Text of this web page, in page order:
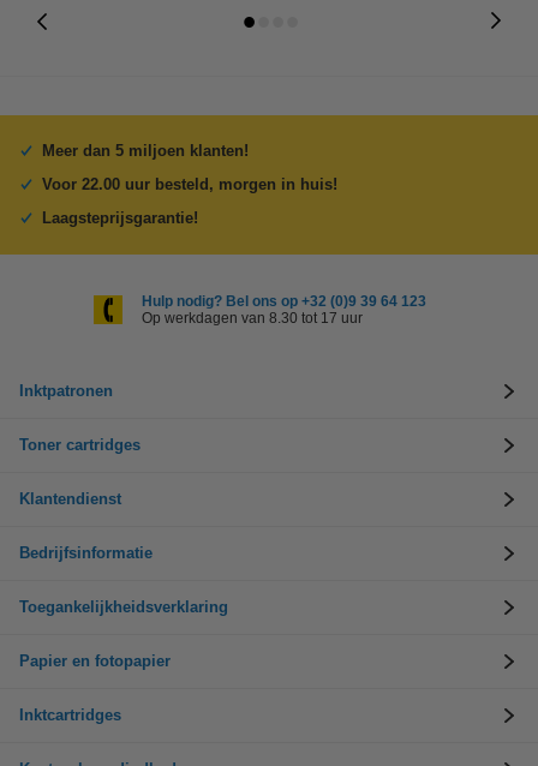
Meer dan 5 miljoen klanten!
Voor 22.00 uur besteld, morgen in huis!
Laagsteprijsgarantie!
Hulp nodig? Bel ons op +32 (0)9 39 64 123
Op werkdagen van 8.30 tot 17 uur
Inktpatronen
Toner cartridges
Klantendienst
Bedrijfsinformatie
Toegankelijkheidsverklaring
Papier en fotopapier
Inktcartridges